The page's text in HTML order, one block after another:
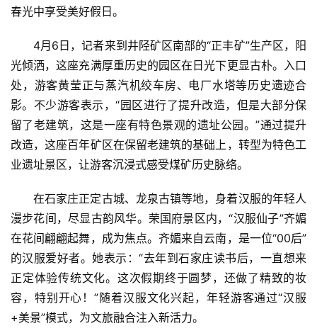
商
业
消
费
生
科
技
财
经
登录 注册
春光中享受美好假日。
4月6日，记者来到井陉矿区南部的“正丰矿”生产区，阳
光倾洒，这座充满厚重历史的园区在日光下更显古朴。入口
处，游客黄莹正与蒸汽机绞车房、电厂水塔等历史遗迹合
影。不少游客表示，“园区进行了提升改造，但是大部分保
留了老建筑，这是一座有特色景观的遗址公园。”通过提升
改造，这座百年矿区在保留老建筑的基础上，转型为特色工
业遗址景区，让游客沉浸式感受煤矿历史脉络。
在石家庄正定古城、龙泉古镇等地，身着汉服的年轻人
漫步花间，尽显古韵风华。荣国府景区内，“汉服仙子”齐媚
在花间翩翩起舞，成为焦点。齐媚来自云南，是一位“00后”
的汉服爱好者。她表示：“去年到石家庄读书后，一直想来
正定体验传统文化。这次假期终于圆梦，还做了精致的妆
容，特别开心！”随着汉服文化兴起，年轻游客通过“汉服
+美景”模式，为文旅融合注入新活力。